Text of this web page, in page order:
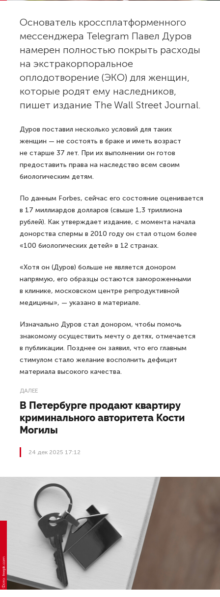
Основатель кроссплатформенного
мессенджера Telegram Павел Дуров
намерен полностью покрыть расходы
на экстракорпоральное
оплодотворение (ЭКО) для женщин,
которые родят ему наследников,
пишет издание The Wall Street Journal.
Дуров поставил несколько условий для таких
женщин — не состоять в браке и иметь возраст
не старше 37 лет. При их выполнении он готов
предоставить права на наследство всем своим
биологическим детям.
По данным Forbes, сейчас его состояние оценивается
в 17 миллиардов долларов (свыше 1,3 триллиона
рублей). Как утверждает издание, с момента начала
донорства спермы в 2010 году он стал отцом более
«100 биологических детей» в 12 странах.
«Хотя он (Дуров) больше не является донором
напрямую, его образцы остаются замороженными
в клинике, московском центре репродуктивной
медицины», — указано в материале.
Изначально Дуров стал донором, чтобы помочь
знакомому осуществить мечту о детях, отмечается
в публикации. Позднее он заявил, что его главным
стимулом стало желание восполнить дефицит
материала высокого качества.
ДАЛЕЕ
В Петербурге продают квартиру
криминального авторитета Кости
Могилы
24 дек 2025 17:12
Фото: freepik.com